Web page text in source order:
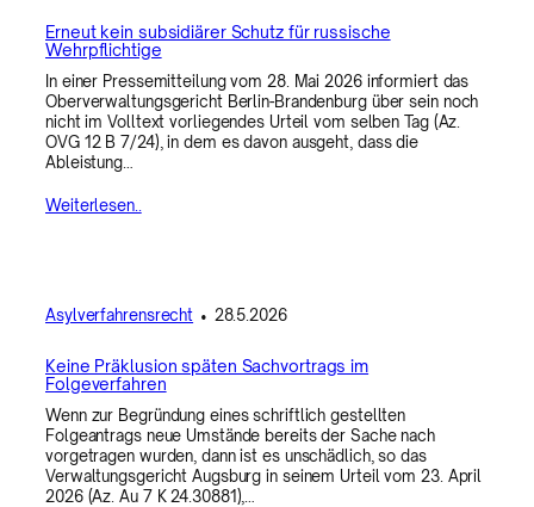
Erneut kein subsidiärer Schutz für russische
Wehrpflichtige
In einer Pressemitteilung vom 28. Mai 2026 informiert das
Oberverwaltungsgericht Berlin-Brandenburg über sein noch
nicht im Volltext vorliegendes Urteil vom selben Tag (Az.
OVG 12 B 7/24), in dem es davon ausgeht, dass die
Ableistung…
Weiterlesen..
Asylverfahrensrecht • 28.5.2026
Keine Präklusion späten Sachvortrags im
Folgeverfahren
Wenn zur Begründung eines schriftlich gestellten
Folgeantrags neue Umstände bereits der Sache nach
vorgetragen wurden, dann ist es unschädlich, so das
Verwaltungsgericht Augsburg in seinem Urteil vom 23. April
2026 (Az. Au 7 K 24.30881),…